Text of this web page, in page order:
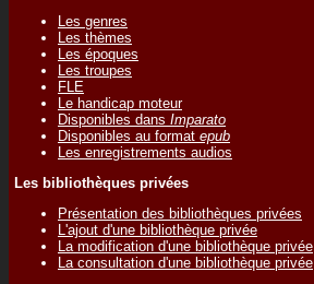
Les genres
Les thèmes
Les époques
Les troupes
FLE
Le handicap moteur
Disponibles dans Imparato
Disponibles au format epub
Les enregistrements audios
Les bibliothèques privées
Présentation des bibliothèques privées
L'ajout d'une bibliothèque privée
La modification d'une bibliothèque privée
La consultation d'une bibliothèque privée